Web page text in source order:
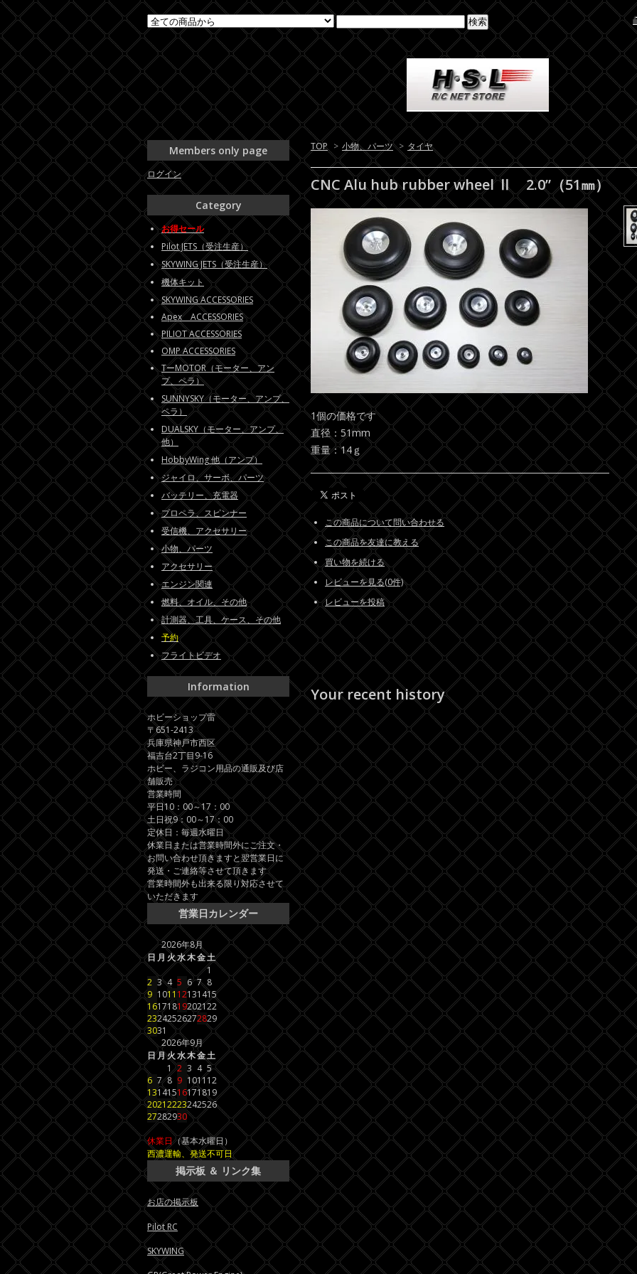
TOP > 小物、パーツ > タイヤ
CNC Alu hub rubber wheel Ⅱ 2.0”（51㎜）
1個の価格です
直径：51mm
重量：14ｇ
この商品について問い合わせる
この商品を友達に教える
買い物を続ける
レビューを見る(0件)
レビューを投稿
Your recent history
Members only page
ログイン
Category
お得セール
Pilot JETS（受注生産）
SKYWING JETS（受注生産）
機体キット
SKYWING ACCESSORIES
Apex ACCESSORIES
PILIOT ACCESSORIES
OMP ACCESSORIES
TーMOTOR（モーター、アン
プ、ペラ）
SUNNYSKY（モーター、アンプ、
ペラ）
DUALSKY（モーター、アンプ、
他）
HobbyWing 他（アンプ）
ジャイロ、サーボ、パーツ
バッテリー、充電器
プロペラ、スピンナー
受信機、アクセサリー
小物、パーツ
アクセサリー
エンジン関連
燃料、オイル、その他
計測器、工具、ケース、その他
予約
フライトビデオ
Information
ホビーショップ雷
〒651-2413
兵庫県神戸市西区
福吉台2丁目9-16
ホビー、ラジコン用品の通販及び店
舗販売
営業時間
平日10：00～17：00
土日祝9：00～17：00
定休日：毎週水曜日
休業日または営業時間外にご注文・
お問い合わせ頂きますと翌営業日に
発送・ご連絡等させて頂きます
営業時間外も出来る限り対応させて
いただきます
営業日カレンダー
2026年8月
日 月 火水木金土
1
2 3 4 5 6 7 8
9 1011 12131415
16171819202122
23242526272829
3031
2026年9月
日月火水木金土
1 2 3 4 5
6 7 8 9 101112
13141516171819
20212223242526
27282930
休業日（基本水曜日）
西濃運輸、発送不可日
掲示板 ＆ リンク集
お店の掲示板
Pilot RC
SKYWING